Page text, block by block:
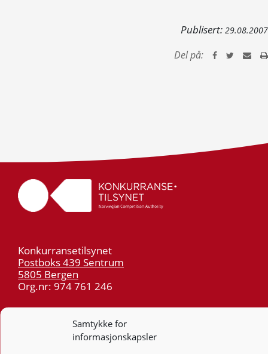
Samtykke for
informasjonskapsler
Publisert: 29.08.2007
Del på:
Konkurransetilsynet
Postboks 439 Sentrum
5805 Bergen
Org.nr: 974 761 246
55 59 75 00
post@kt.no